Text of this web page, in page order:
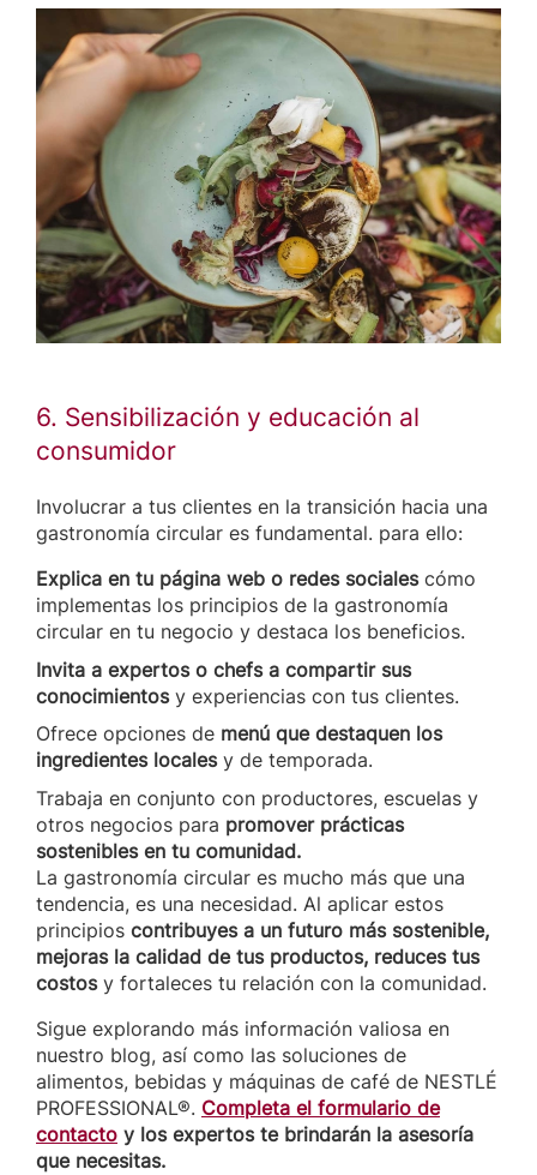
6. Sensibilización y educación al
consumidor
Involucrar a tus clientes en la transición hacia una
gastronomía circular es fundamental. para ello:
Explica en tu página web o redes socialescómo
implementas los principios de la gastronomía
circular en tu negocio y destaca los beneficios.
Invita a expertos o chefs a compartir sus
conocimientosy experiencias con tus clientes.
Ofrece opciones de menú que destaquen los
ingredientes localesy de temporada.
Trabaja en conjunto con productores, escuelas y
otros negocios para promover prácticas
sostenibles en tu comunidad.
La gastronomía circular es mucho más que una
tendencia, es una necesidad. Al aplicar estos
principios contribuyes a un futuro más sostenible,
mejoras la calidad de tus productos, reduces tus
costosy fortaleces tu relación con la comunidad.
Sigue explorando más información valiosa en
nuestro blog, así como las soluciones de
alimentos, bebidas y máquinas de café de NESTLÉ
PROFESSIONAL®. Completa el formulario de
contacto y los expertos te brindarán la asesoría
que necesitas.